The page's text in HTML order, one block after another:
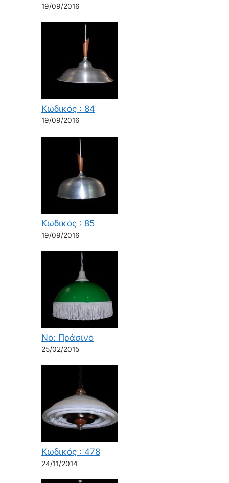
19/09/2016
Κωδικός : 84
19/09/2016
Κωδικός : 85
19/09/2016
Νο: Πράσινο
25/02/2015
Κωδικός : 478
24/11/2014